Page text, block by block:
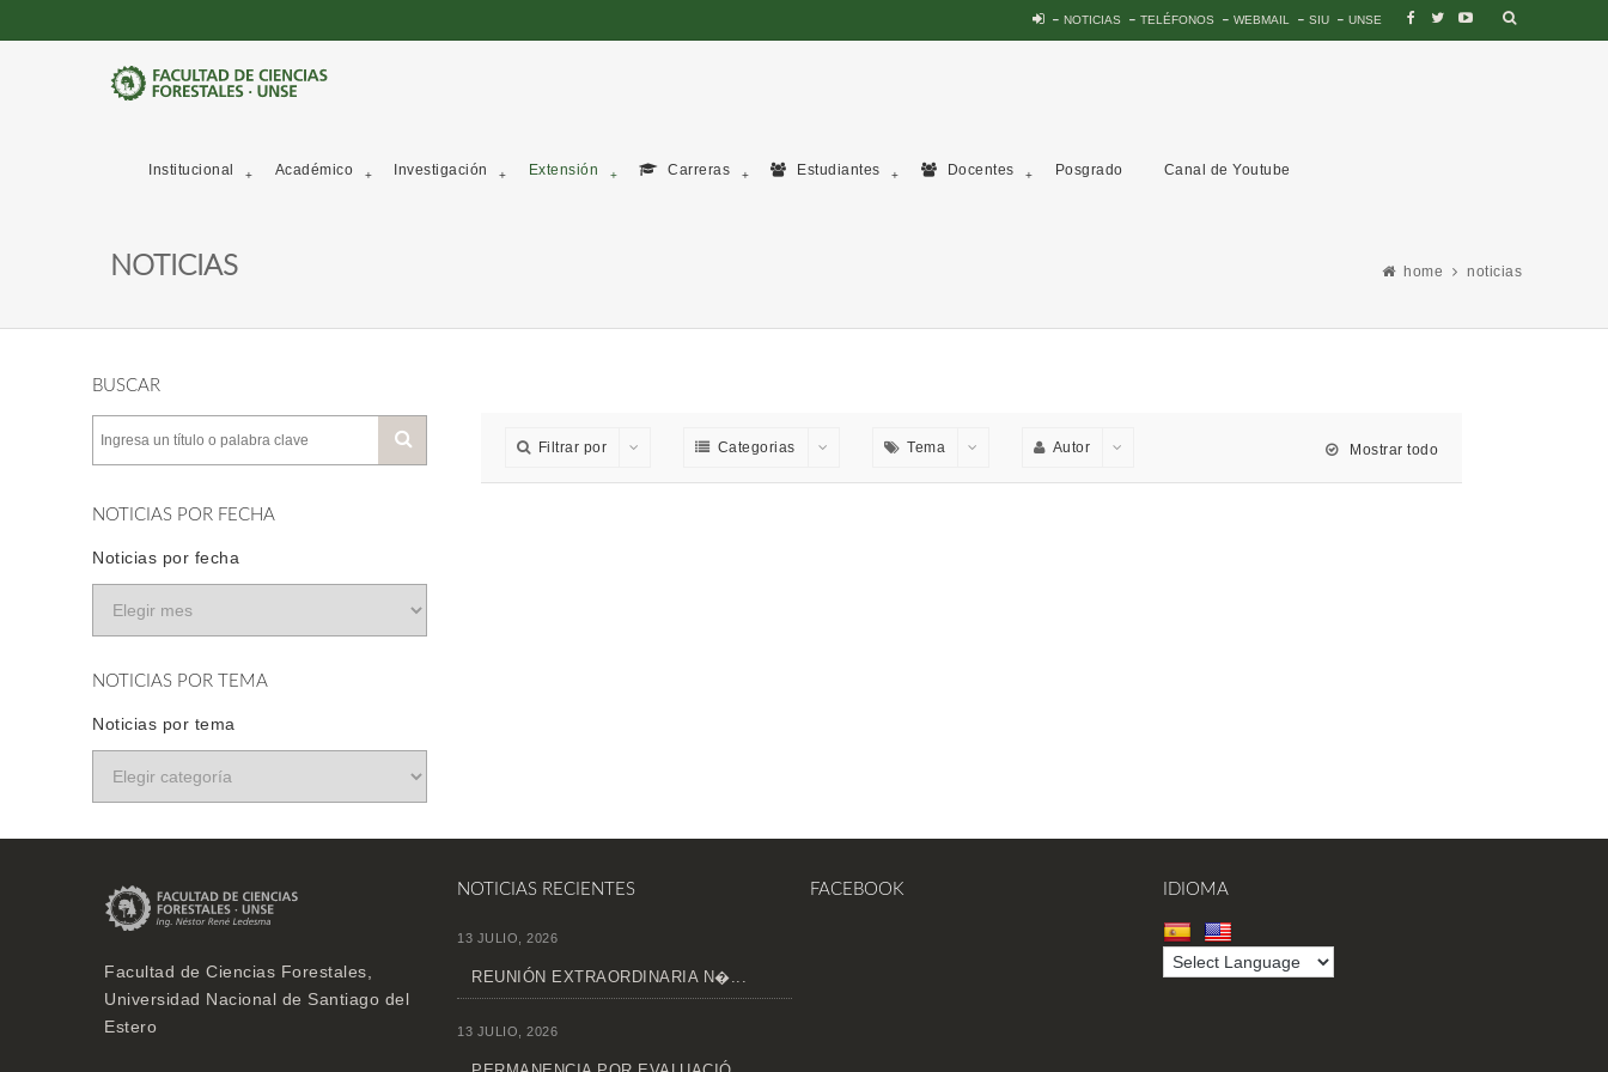
NOTICIAS TELÉFONOS WEBMAIL SIU UNSE
Institucional Académico Investigación Extensión Carreras Estudiantes Docentes Posgrado Canal de Youtube
NOTICIAS home noticias
BUSCAR
NOTICIAS POR FECHA
Noticias por fecha
NOTICIAS POR TEMA
Noticias por tema
Filtrar por Categorias Tema Autor Mostrar todo
Facultad de Ciencias Forestales,
Universidad Nacional de Santiago del
Estero
NOTICIAS RECIENTES
13 JULIO, 2026
REUNIÓN EXTRAORDINARIA N�...
13 JULIO, 2026
FACEBOOK IDIOMA